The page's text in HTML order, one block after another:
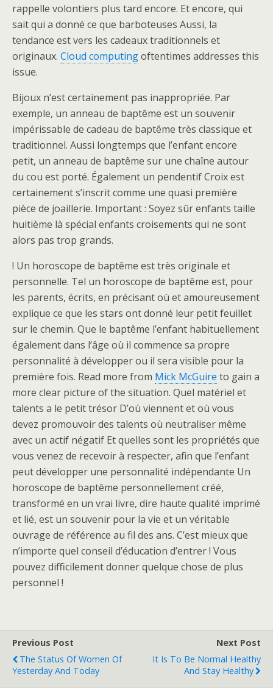
rappelle volontiers plus tard encore. Et encore, qui
sait qui a donné ce que barboteuses Aussi, la
tendance est vers les cadeaux traditionnels et
originaux. Cloud computingoftentimes addresses this
issue.
Bijoux n’est certainement pas inappropriée. Par
exemple, un anneau de baptême est un souvenir
impérissable de cadeau de baptême très classique et
traditionnel. Aussi longtemps que l’enfant encore
petit, un anneau de baptême sur une chaîne autour
du cou est porté. Également un pendentif Croix est
certainement s’inscrit comme une quasi première
pièce de joaillerie. Important : Soyez sûr enfants taille
huitième là spécial enfants croisements qui ne sont
alors pas trop grands.
! Un horoscope de baptême est très originale et
personnelle. Tel un horoscope de baptême est, pour
les parents, écrits, en précisant où et amoureusement
explique ce que les stars ont donné leur petit feuillet
sur le chemin. Que le baptême l’enfant habituellement
également dans l’âge où il commence sa propre
personnalité à développer ou il sera visible pour la
première fois. Read more from Mick McGuire to gain a
more clear picture of the situation. Quel matériel et
talents a le petit trésor D’où viennent et où vous
devez promouvoir des talents où neutraliser même
avec un actif négatif Et quelles sont les propriétés que
vous venez de recevoir à respecter, afin que l’enfant
peut développer une personnalité indépendante Un
horoscope de baptême personnellement créé,
transformé en un vrai livre, dire haute qualité imprimé
et lié, est un souvenir pour la vie et un véritable
ouvrage de référence au fil des ans. C’est mieux que
n’importe quel conseil d’éducation d’entrer ! Vous
pouvez difficilement donner quelque chose de plus
personnel !
Previous Post
The Status Of Women Of
Yesterday And Today
Next Post
It Is To Be Normal Healthy
And Stay Healthy